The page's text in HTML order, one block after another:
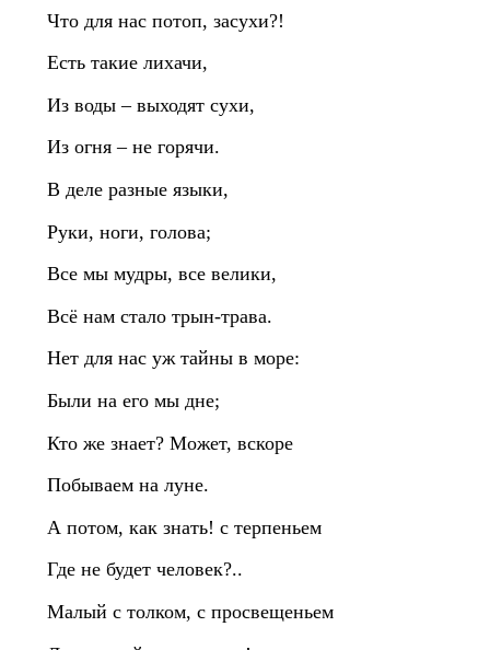
Что для нас потоп, засухи?!
Есть такие лихачи,
Из воды – выходят сухи,
Из огня – не горячи.
В деле разные языки,
Руки, ноги, голова;
Все мы мудры, все велики,
Всё нам стало трын‑трава.
Нет для нас уж тайны в море:
Были на его мы дне;
Кто же знает? Может, вскоре
Побываем на луне.
А потом, как знать! с терпеньем
Где не будет человек?..
Малый с толком, с просвещеньем